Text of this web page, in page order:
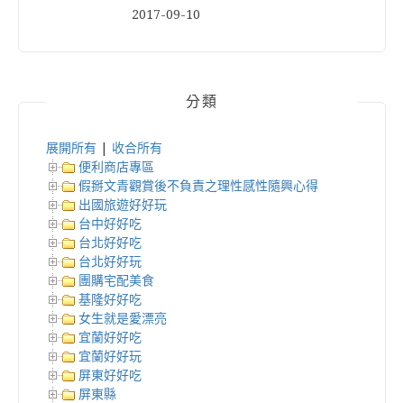
2017-09-10
分類
展開所有
收合所有
便利商店專區
假掰文青觀賞後不負責之理性感性隨興心得
出國旅遊好好玩
台中好好吃
台北好好吃
台北好好玩
團購宅配美食
基隆好好吃
女生就是愛漂亮
宜蘭好好吃
宜蘭好好玩
屏東好好吃
屏東縣